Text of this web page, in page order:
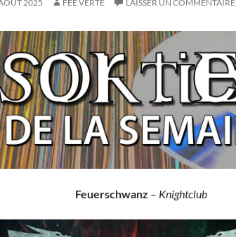
2025 FÉE VERTE LAISSER UN COMMENTAIRE
Feuerschwanz – Knightclub